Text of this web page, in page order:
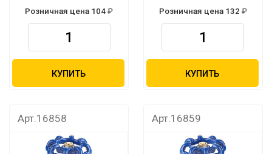
Розничная цена 104
КУПИТЬ
Розничная цена 132
КУПИТЬ
Арт.16858 Арт.16859